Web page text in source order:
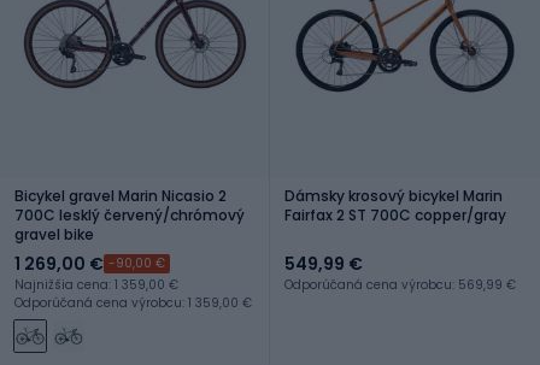
Bicykel gravel Marin Nicasio 2
700C lesklý červený/chrómový
gravel bike
1 269,00 € -90,00 €
Najnižšia cena: 1 359,00 €
Odporúčaná cena výrobcu: 1 359,00 €
Dámsky krosový bicykel Marin
Fairfax 2 ST 700C copper/gray
549,99 €
Odporúčaná cena výrobcu: 569,99 €